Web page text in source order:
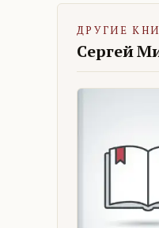
ДРУГИЕ
Сергей